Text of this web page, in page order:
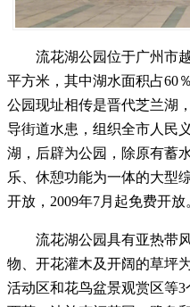
流花湖公园位于广州市越
平方米，其中湖水面积占60
公园现址相传是晋代芝兰湖
导街道水患，组织全市人民
湖，后辟为公园，除原有蓄
乐、休憩功能为一体的大型
开放，2009年7月起免费开放
流花湖公园具有亚热带风
物、开花灌木及开阔的草坪
活动区和花鸟盆景观赏区等